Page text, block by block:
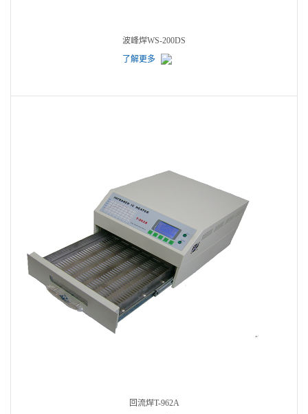
波峰焊WS-200DS
了解更多
回流焊T-962A